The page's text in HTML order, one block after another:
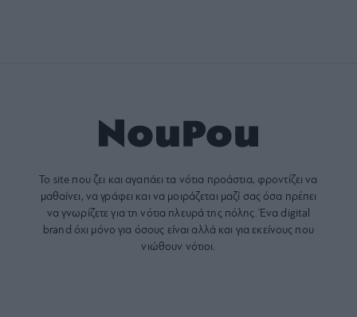
Το site που ζει και αγαπάει τα νότια προάστια, φροντίζει να
μαθαίνει, να γράφει και να μοιράζεται μαζί σας όσα πρέπει
να γνωρίζετε για τη νότια πλευρά της πόλης. Ένα digital
brand όχι μόνο για όσους είναι αλλά και για εκείνους που
νιώθουν νότιοι.